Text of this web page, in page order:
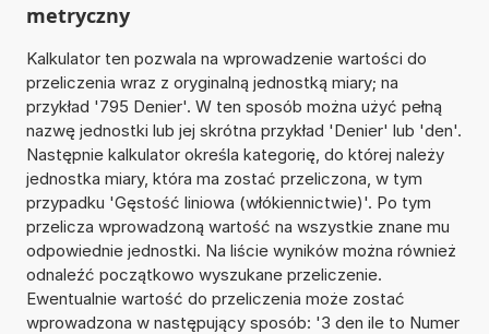
metryczny
Kalkulator ten pozwala na wprowadzenie wartości do
przeliczenia wraz z oryginalną jednostką miary; na
przykład '795 Denier'. W ten sposób można użyć pełną
nazwę jednostki lub jej skrótna przykład 'Denier' lub 'den'.
Następnie kalkulator określa kategorię, do której należy
jednostka miary, która ma zostać przeliczona, w tym
przypadku 'Gęstość liniowa (włókiennictwie)'. Po tym
przelicza wprowadzoną wartość na wszystkie znane mu
odpowiednie jednostki. Na liście wyników można również
odnaleźć początkowo wyszukane przeliczenie.
Ewentualnie wartość do przeliczenia może zostać
wprowadzona w następujący sposób: '3 den ile to Numer